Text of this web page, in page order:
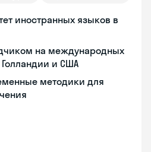
иностранных языков в
на международных
и США
методики для